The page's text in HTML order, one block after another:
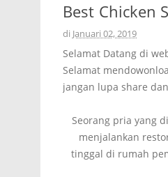
Best Chicken
di Januari 02, 2019
Selamat Datang di
Selamat
jangan lupa share
Seorang pria yang
menjalankan
tinggal di rumah